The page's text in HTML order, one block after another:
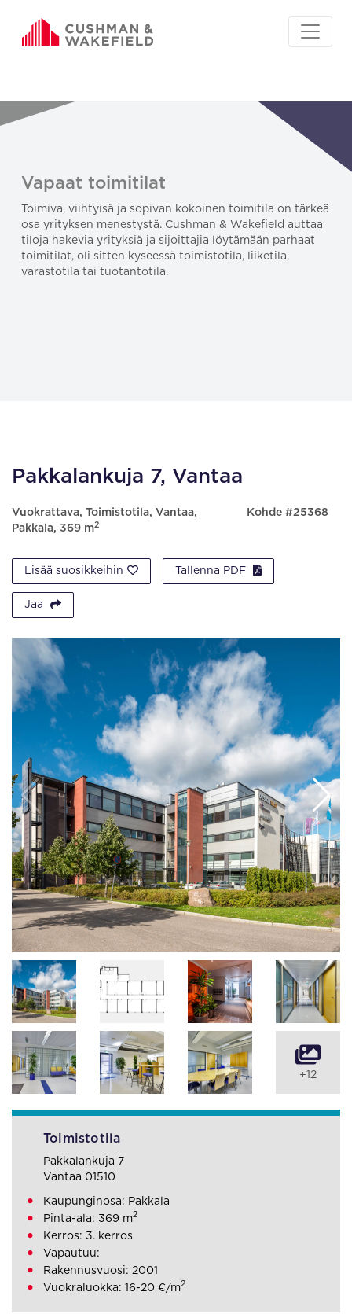
Vapaat toimitilat
Toimiva, viihtyisä ja sopivan kokoinen toimitila on tärkeä
osa yrityksen menestystä. Cushman & Wakefield auttaa
tiloja hakevia yrityksiä ja sijoittajia löytämään parhaat
toimitilat, oli sitten kyseessä toimistotila, liiketila,
varastotila tai tuotantotila.
Pakkalankuja 7, Vantaa
Vuokrattava, Toimistotila, Vantaa,
Pakkala, 369 m2
Kohde #25368
Lisää suosikkeihin Tallenna PDF
Jaa
+12
Toimistotila
Pakkalankuja 7
Vantaa 01510
Kaupunginosa: Pakkala
Pinta-ala: 369 m2
Kerros: 3. kerros
Vapautuu:
Rakennusvuosi: 2001
Vuokraluokka: 16-20 €/m2